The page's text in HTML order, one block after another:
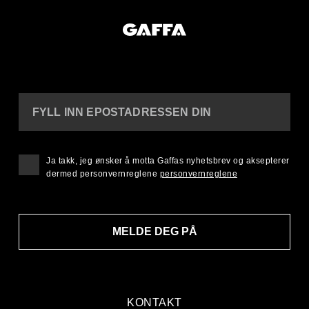
KONTAKT
FYLL INN EPOSTADRESSEN DIN
MELDE DEG PÅ
Ja takk, jeg ønsker å motta Gaffas nyhetsbrev og aksepterer
dermed personvernreglene personvernreglene